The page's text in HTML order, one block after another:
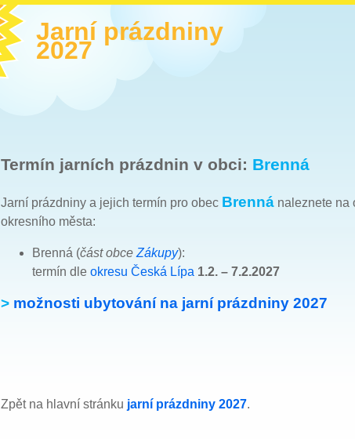
Jarní prázdniny
2027
Termín jarních prázdnin v obci: Brenná
Jarní prázdniny a jejich termín pro obec Brenná naleznete na
okresního města:
Brenná (část obce Zákupy):
termín dle okresu Česká Lípa 1.2. – 7.2.2027
> možnosti ubytování na jarní prázdniny 2027
Zpět na hlavní stránku jarní prázdniny 2027.